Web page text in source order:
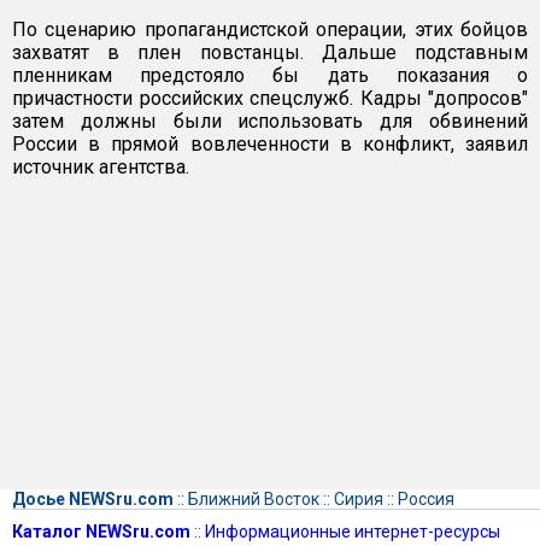
По сценарию пропагандистской операции, этих бойцов
захватят в плен повстанцы. Дальше подставным
пленникам предстояло бы дать показания о
причастности российских спецслужб. Кадры "допросов"
затем должны были использовать для обвинений
России в прямой вовлеченности в конфликт, заявил
источник агентства.
Досье NEWSru.com :: Ближний Восток:: Сирия :: Россия
Каталог NEWSru.com :: Информационные интернет-ресурсы